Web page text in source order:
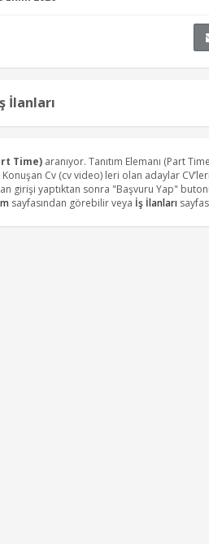
İlanları
Time) aranıyor. Tanıtım Elemanı (Part
Cv (cv video) leri olan adaylar
girişi yaptıktan sonra "Başvuru Yap"
sayfasından görebilir veya İş İlanları